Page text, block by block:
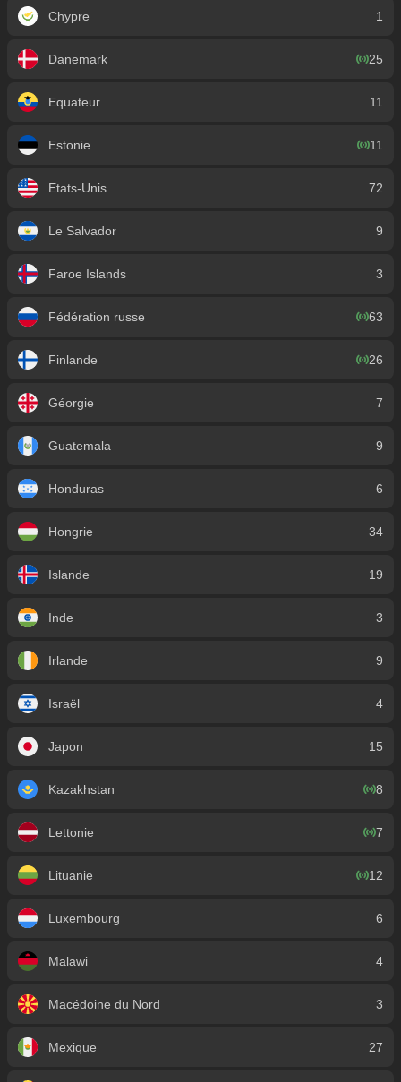
Chypre 1
Danemark 25
Equateur 11
Estonie 11
Etats-Unis 72
Le Salvador 9
Faroe Islands 3
Fédération russe 63
Finlande 26
Géorgie 7
Guatemala 9
Honduras 6
Hongrie 34
Islande 19
Inde 3
Irlande 9
Israël 4
Japon 15
Kazakhstan 8
Lettonie 7
Lituanie 12
Luxembourg 6
Malawi 4
Macédoine du Nord 3
Mexique 27